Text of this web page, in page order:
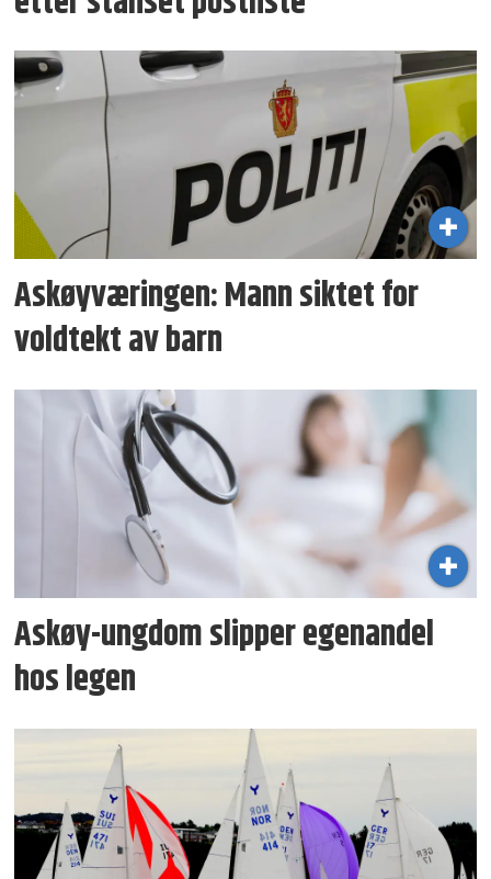
Askøyværingen: Mann siktet for
voldtekt av barn
Askøy-ungdom slipper egenandel
hos legen